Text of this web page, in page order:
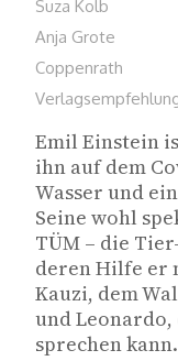
Suza Kolb
Anja Grote
Coppenrath
Emil Einstein
ihn auf dem
Wasser und
Seine wohl
TÜM – die
deren Hilfe er
Kauzi, dem
und
sprechen kann.